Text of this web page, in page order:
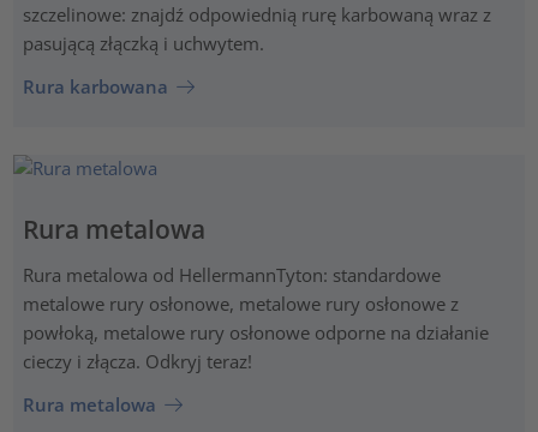
szczelinowe: znajdź odpowiednią rurę karbowaną wraz z
pasującą złączką i uchwytem.
Rura karbowana
Rura metalowa
Rura metalowa od HellermannTyton: standardowe
metalowe rury osłonowe, metalowe rury osłonowe z
powłoką, metalowe rury osłonowe odporne na działanie
cieczy i złącza. Odkryj teraz!
Rura metalowa